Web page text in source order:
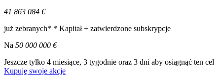
41 863 084 €
już zebranych* * Kapitał + zatwierdzone subskrypcje
Na 50 000 000 €
Jeszcze tylko 4 miesiące, 3 tygodnie oraz 3 dni aby osiągnąć ten cel
Kupuję swoje akcje